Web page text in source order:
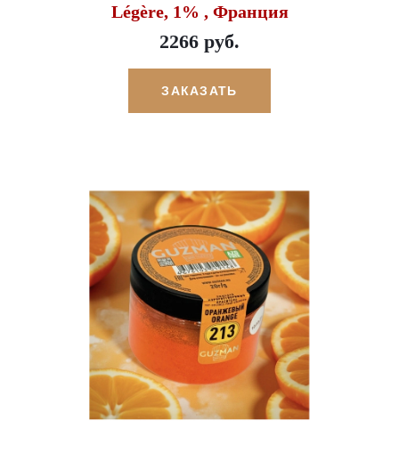
Légère, 1% , Франция
2266 руб.
ЗАКАЗАТЬ